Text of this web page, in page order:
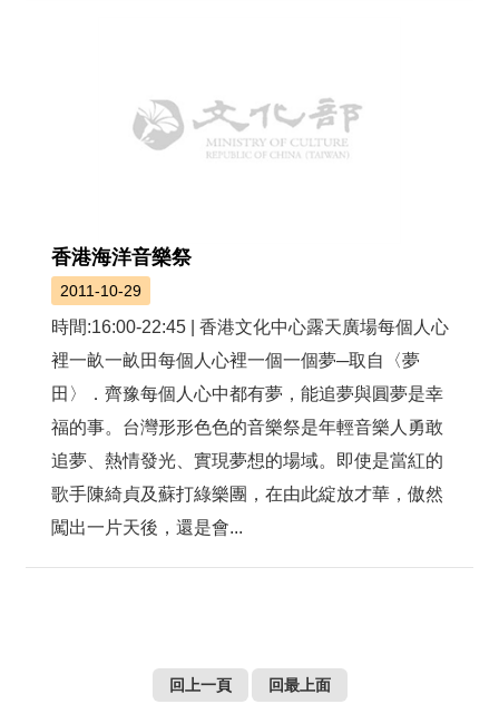
香港海洋音樂祭
2011-10-29
時間:16:00-22:45 | 香港文化中心露天廣場每個人心
裡一畝一畝田每個人心裡一個一個夢─取自〈夢
田〉．齊豫每個人心中都有夢，能追夢與圓夢是幸
福的事。台灣形形色色的音樂祭是年輕音樂人勇敢
追夢、熱情發光、實現夢想的場域。即使是當紅的
歌手陳綺貞及蘇打綠樂團，在由此綻放才華，傲然
闖出一片天後，還是會...
回上一頁 回最上面